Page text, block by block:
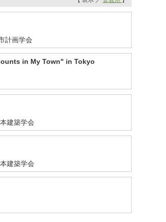
計画学会
in My Town" in Tokyo
建築学会
建築学会